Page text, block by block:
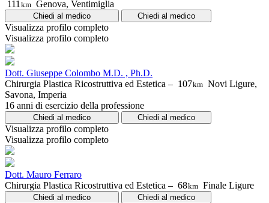
111 km Genova, Ventimiglia
Chiedi al medico Chiedi al medico
Visualizza profilo completo
Visualizza profilo completo
Dott. Giuseppe Colombo M.D. , Ph.D.
Chirurgia Plastica Ricostruttiva ed Estetica – 107km Novi Ligure,
Savona, Imperia
16 anni di esercizio della professione
Chiedi al medico Chiedi al medico
Visualizza profilo completo
Visualizza profilo completo
Dott. Mauro Ferraro
Chirurgia Plastica Ricostruttiva ed Estetica – 68km Finale Ligure
Chiedi al medico Chiedi al medico